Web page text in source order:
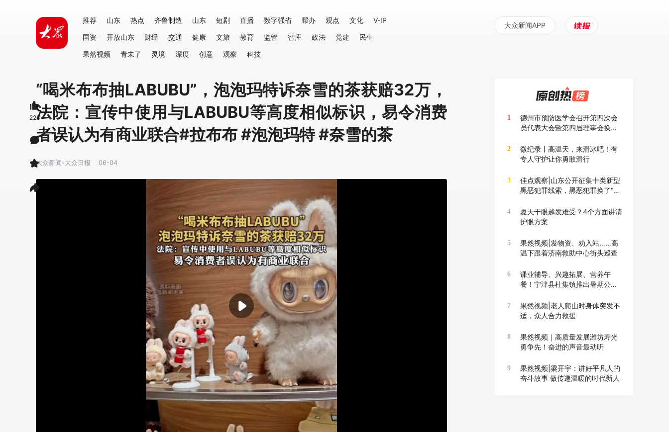
推荐 山东 热点 齐鲁制造 山东 短剧 直播 数字强省 帮办 观点 文化
V-IP
国资
开放山东 财经 交通 健康 文旅 教育 监管 智库 政法 党建
民生
果然视频
青未了 灵境 深度 创意 观察 科技
大众新闻APP
“喝米布布抽LABUBU”，泡泡玛特诉奈雪的茶获赔32万，
法院：宣传中使用与LABUBU等高度相似标识，易令消费
者误认为有商业联合#拉布布 #泡泡玛特 #奈雪的茶
大众新闻-大众日报 06-04
226 1
德州市预防医学会召开第四次会
员代表大会暨第四届理事会换届
2
微纪录丨高温天，来滑冰吧！有
专人守护让你勇敢滑行
3
佳点观察|山东公开征集十类新型
黑恶犯罪线索，黑恶犯罪换了“马
4
夏天干眼越发难受？4个方面讲清
护眼方案
5
果然视频|发物资、劝入站……高
温下跟着济南救助中心街头巡查
6
课业辅导、兴趣拓展、营养午
餐！宁津县杜集镇推出暑期公益
7
果然视频|老人爬山时身体突发不
适，众人合力救援
8
果然视频｜高质量发展潍坊寿光
勇争先！奋进的声音最动听
9
果然视频|梁开宇：讲好平凡人的
奋斗故事 做传递温暖的时代新人